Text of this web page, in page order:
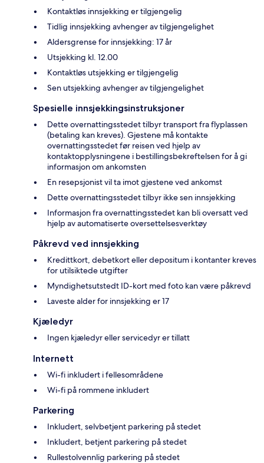
Kontaktløs innsjekking er tilgjengelig
Tidlig innsjekking avhenger av tilgjengelighet
Aldersgrense for innsjekking: 17 år
Utsjekking kl. 12.00
Kontaktløs utsjekking er tilgjengelig
Sen utsjekking avhenger av tilgjengelighet
Spesielle innsjekkingsinstruksjoner
Dette overnattingsstedet tilbyr transport fra flyplassen
(betaling kan kreves). Gjestene må kontakte
overnattingsstedet før reisen ved hjelp av
kontaktopplysningene i bestillingsbekreftelsen for å gi
informasjon om ankomsten
En resepsjonist vil ta imot gjestene ved ankomst
Dette overnattingsstedet tilbyr ikke sen innsjekking
Informasjon fra overnattingsstedet kan bli oversatt ved
hjelp av automatiserte oversettelsesverktøy
Påkrevd ved innsjekking
Kredittkort, debetkort eller depositum i kontanter kreves
for utilsiktede utgifter
Myndighetsutstedt ID-kort med foto kan være påkrevd
Laveste alder for innsjekking er 17
Kjæledyr
Ingen kjæledyr eller servicedyr er tillatt
Internett
Wi-fi inkludert i fellesområdene
Wi-fi på rommene inkludert
Parkering
Inkludert, selvbetjent parkering på stedet
Inkludert, betjent parkering på stedet
Rullestolvennlig parkering på stedet